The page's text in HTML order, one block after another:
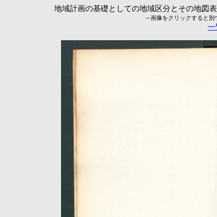
地域計画の基礎としての地域区分とその地
～画像をクリックすると
一